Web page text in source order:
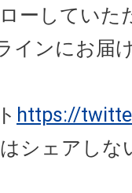
ーしていた
インにお届
https://
シェアしな